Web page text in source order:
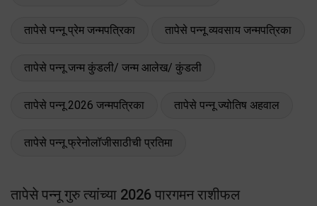
तापेसे पन्नू प्रेम जन्मपत्रिका तापेसे पन्नू व्यवसाय जन्मपत्रिका
तापेसे पन्नू जन्म कुंडली/ जन्म आलेख/ कुंडली
तापेसे पन्नू 2026 जन्मपत्रिका तापेसे पन्नू ज्योतिष अहवाल
तापेसे पन्नू फ्रेनोलॉजीसाठीची प्रतिमा
तापेसे पन्नू गुरु त्यांच्या 2026 पारगमन राशीफल